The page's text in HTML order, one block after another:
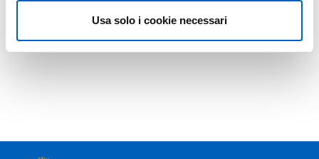
Usa solo i cookie necessari